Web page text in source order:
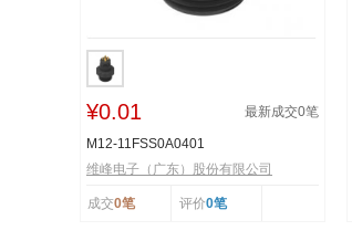
¥0.01 最新成交0笔
M12-11FSS0A0401
维峰电子（广东）股份有限公司
成交0笔 评价0笔